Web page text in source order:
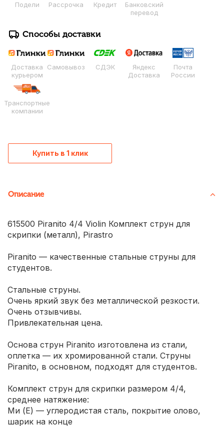
Подели Рассрочка Кредит
Банковский
перевод
Способы доставки
Доставка
курьером
Самовывоз СДЭК
Яндекс
Доставка
Почта
России
Транспортные
компании
Купить в 1 клик
Описание
615500 Piranito 4/4 Violin Комплект струн для
скрипки (металл), Pirastro
Piranito — качественные стальные струны для
студентов.
Стальные струны.
Очень яркий звук без металлической резкости.
Очень отзывчивы.
Привлекательная цена.
Основа струн Piranito изготовлена из стали,
оплетка — их хромированной стали. Струны
Piranito, в основном, подходят для студентов.
Комплект струн для скрипки размером 4/4,
среднее натяжение:
Ми (Е) — углеродистая сталь, покрытие олово,
шарик на конце